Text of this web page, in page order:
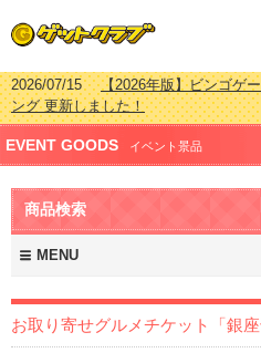
2026/07/15【2026年版】ビンゴゲ
ング 更新しました！
2026/04/03【2026年版】ゴルフコ
2999円編］もらってうれしい人気ラ…
2026/02/16【2026年版】結婚式の
新しました！
2026/02/03
2999円編］もらってうれしい人気ラ…
EVENT GOODS イベント景品
商品検索
MENU
お取り寄せグルメチケット「銀